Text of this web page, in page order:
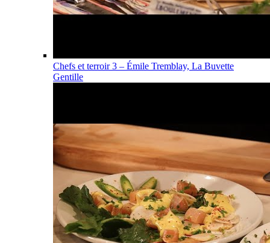
Chefs et terroir 3 – Émile Tremblay, La Buvette
Gentille